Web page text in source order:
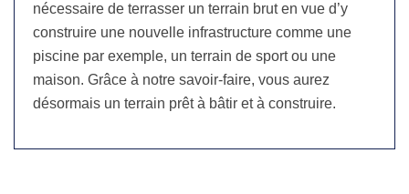
nécessaire de terrasser un terrain brut en vue d’y
construire une nouvelle infrastructure comme une
piscine par exemple, un terrain de sport ou une
maison. Grâce à notre savoir-faire, vous aurez
désormais un terrain prêt à bâtir et à construire.